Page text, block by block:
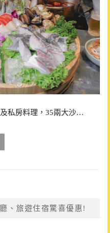
私房料理，35兩大沙…
、旅遊住宿驚喜優惠!